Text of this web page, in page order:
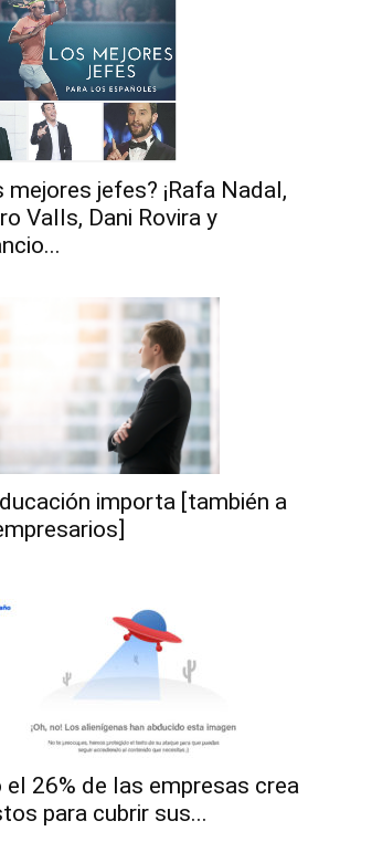
mejores jefes? ¡Rafa Nadal,
Valls, Dani Rovira y
importa [también a
el 26% de las empresas crea
para cubrir sus...